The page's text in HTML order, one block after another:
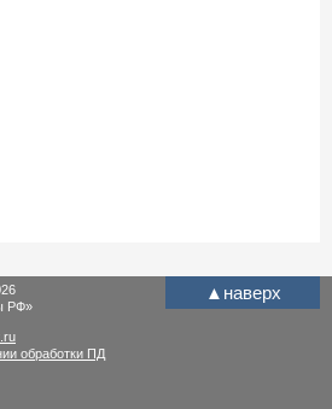
▲ наверх
РФ»
обработки ПД